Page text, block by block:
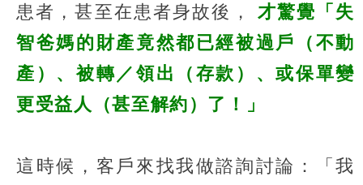
患者，甚至在患者身故後， 才驚覺「失
智爸媽的財產竟然都已經被過戶（不動
產）、被轉／領出（存款）、或保單變
更受益人（甚至解約）了！」
這時候，客戶來找我做諮詢討論：「我